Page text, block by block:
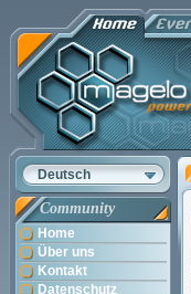
Deutsch
Community
Home
Über uns
Kontakt
Datenschutz